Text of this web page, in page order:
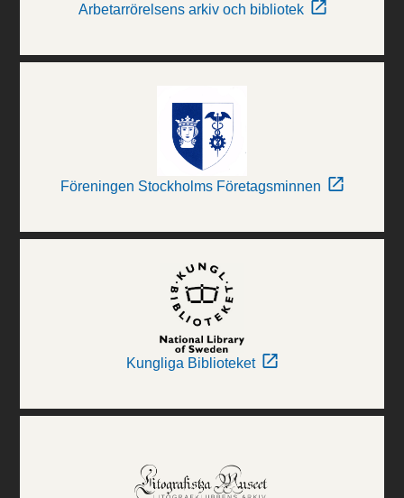
Arbetarrörelsens arkiv och bibliotek
Föreningen Stockholms Företagsminnen
Kungliga Biblioteket